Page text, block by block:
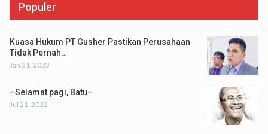
Populer
Kuasa Hukum PT Gusher Pastikan Perusahaan
Tidak Pernah…
Jan 21, 2023
–Selamat pagi, Batu–
Jul 21, 2022